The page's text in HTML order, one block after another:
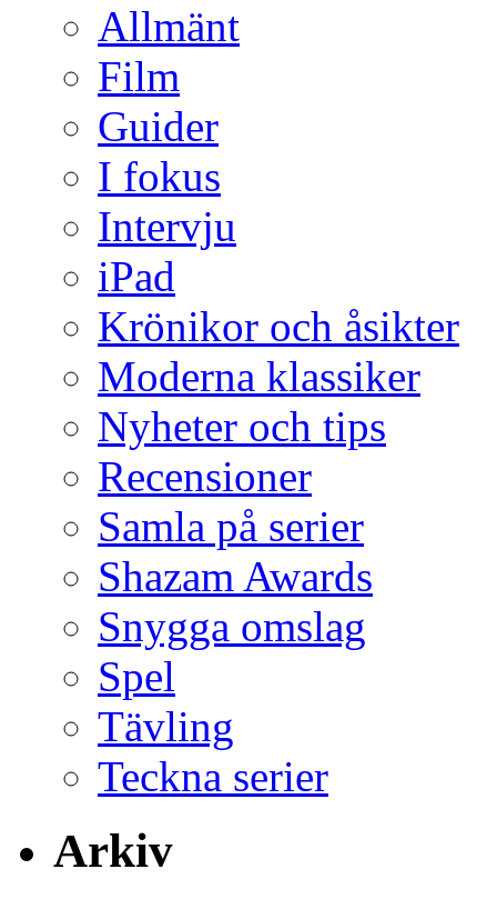
Allmänt
Film
Guider
I fokus
Intervju
iPad
Krönikor och åsikter
Moderna klassiker
Nyheter och tips
Recensioner
Samla på serier
Shazam Awards
Snygga omslag
Spel
Tävling
Teckna serier
Arkiv